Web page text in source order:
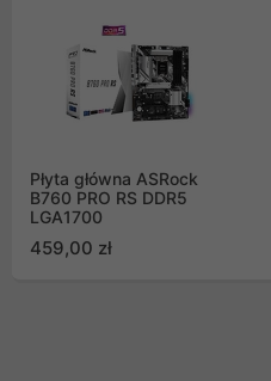
Płyta główna ASRock
B760 PRO RS DDR5
LGA1700
459,00 zł